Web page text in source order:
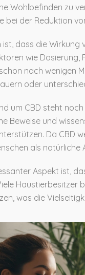
Wohlbefinden zu
bei der Reduktion
dass die Wirkung
wie Dosierung,
nach wenigen
oder
um CBD steht
Beweise und
Da CBD
als
Aspekt ist,
Haustierbesitzer
was die